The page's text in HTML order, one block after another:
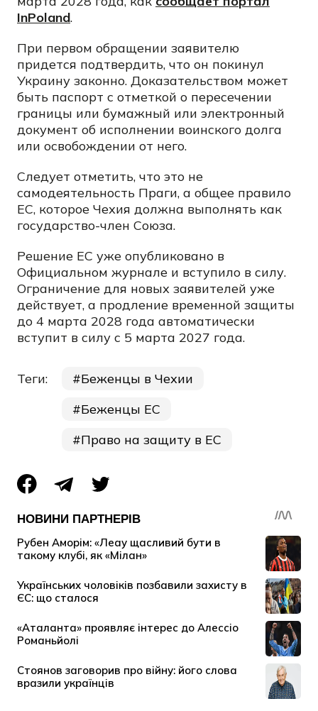
InPoland.
При первом обращении заявителю
придется подтвердить, что он покинул
Украину законно. Доказательством может
быть паспорт с отметкой о пересечении
границы или бумажный или электронный
документ об исполнении воинского долга
или освобождении от него.
Следует отметить, что это не
самодеятельность Праги, а общее правило
ЕС, которое Чехия должна выполнять как
государство-член Союза.
Решение ЕС уже опубликовано в
Официальном журнале и вступило в силу.
Ограничение для новых заявителей уже
действует, а продление временной защиты
до 4 марта 2028 года автоматически
вступит в силу с 5 марта 2027 года.
Теги:
Беженцы в Чехии
Беженцы ЕС
Право на защиту в ЕС